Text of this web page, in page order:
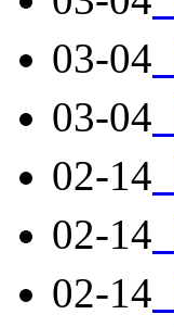
03-04
03-04
02-14
02-14
02-14